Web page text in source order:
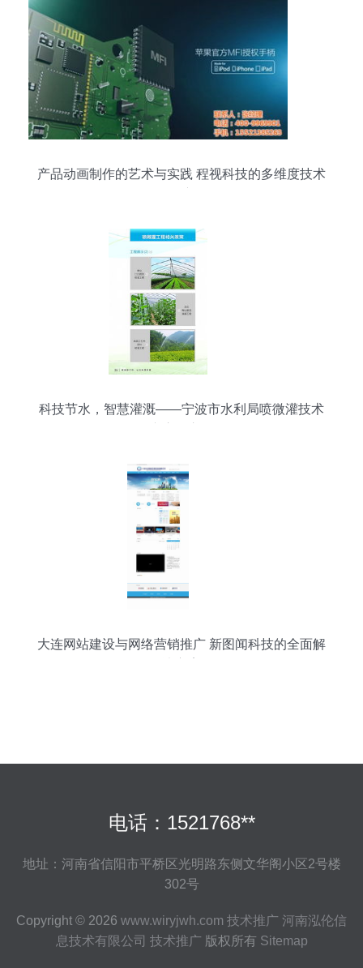
产品动画制作的艺术与实践 程视科技的多维度技术
科技节水，智慧灌溉——宁波市水利局喷微灌技术
大连网站建设与网络营销推广 新图闻科技的全面解
电话：1521768**
地址：河南省信阳市平桥区光明路东侧文华阁小区2号楼
302号
Copyright © 2026 www.wiryjwh.com 技术推广 河南泓伦信
息技术有限公司 技术推广 版权所有 Sitemap